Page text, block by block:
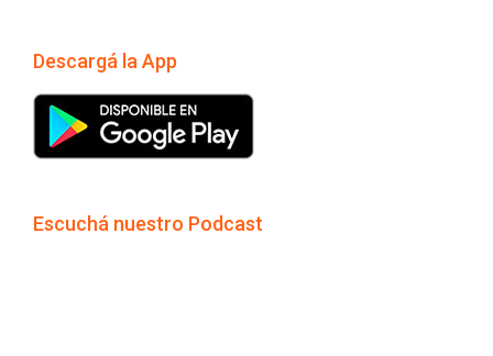
Descargá la App
Escuchá nuestro Podcast